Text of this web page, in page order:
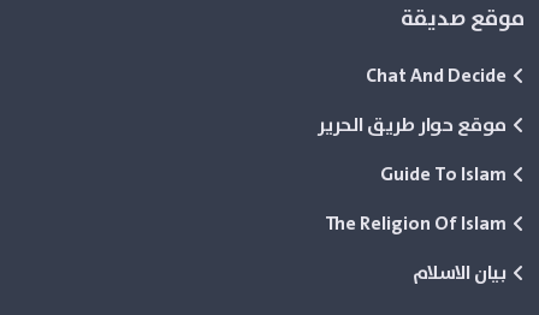
موقع صديقة
Chat And Decide
موقع حوار طريق الحرير
Guide To Islam
The Religion Of Islam
بيان الاسلام